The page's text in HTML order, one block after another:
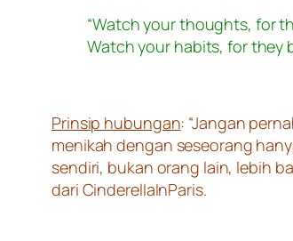
“Watch your thoughts, for
Watch your habits, for they
Prinsip hubungan: “Jangan
menikah dengan seseorang
sendiri, bukan orang lain, lebih
dari CinderellaInParis.